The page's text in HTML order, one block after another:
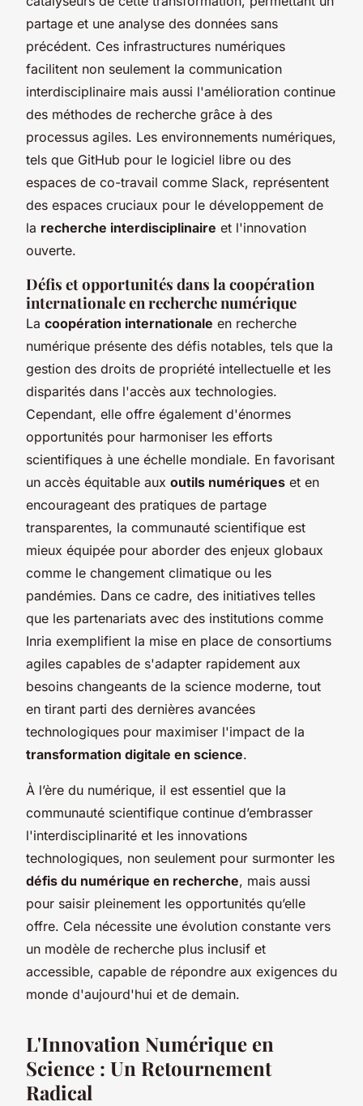
partage et une analyse des données sans
précédent. Ces infrastructures numériques
facilitent non seulement la communication
interdisciplinaire mais aussi l'amélioration continue
des méthodes de recherche grâce à des
processus agiles. Les environnements numériques,
tels que GitHub pour le logiciel libre ou des
espaces de co-travail comme Slack, représentent
des espaces cruciaux pour le développement de
la recherche interdisciplinaire et l'innovation
ouverte.
Défis et opportunités dans la coopération
internationale en recherche numérique
La coopération internationale en recherche
numérique présente des défis notables, tels que la
gestion des droits de propriété intellectuelle et les
disparités dans l'accès aux technologies.
Cependant, elle offre également d'énormes
opportunités pour harmoniser les efforts
scientifiques à une échelle mondiale. En favorisant
un accès équitable aux outils numériques et en
encourageant des pratiques de partage
transparentes, la communauté scientifique est
mieux équipée pour aborder des enjeux globaux
comme le changement climatique ou les
pandémies. Dans ce cadre, des initiatives telles
que les partenariats avec des institutions comme
Inria exemplifient la mise en place de consortiums
agiles capables de s'adapter rapidement aux
besoins changeants de la science moderne, tout
en tirant parti des dernières avancées
technologiques pour maximiser l'impact de la
transformation digitale en science.
À l’ère du numérique, il est essentiel que la
communauté scientifique continue d’embrasser
l'interdisciplinarité et les innovations
technologiques, non seulement pour surmonter les
défis du numérique en recherche, mais aussi
pour saisir pleinement les opportunités qu’elle
offre. Cela nécessite une évolution constante vers
un modèle de recherche plus inclusif et
accessible, capable de répondre aux exigences du
monde d'aujourd'hui et de demain.
L'Innovation Numérique en
Science : Un Retournement
Radical